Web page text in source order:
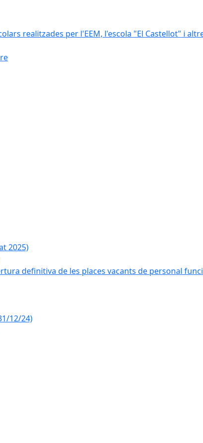
realitzades per l'EEM, l'escola "El Castellot" i
2025)
definitiva de les places vacants de personal
12/24)